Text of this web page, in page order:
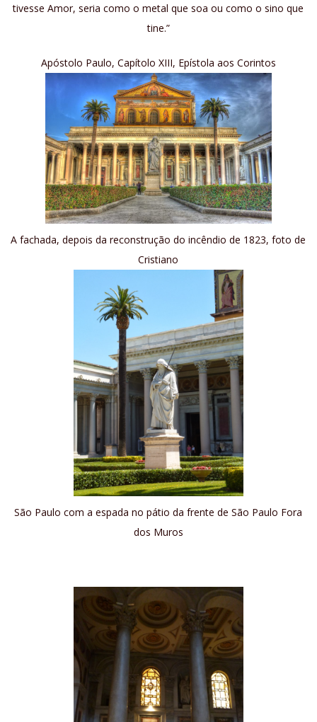
tivesse Amor, seria como o metal que soa ou como o sino que
tine.”
Apóstolo Paulo, Capítolo XIII, Epístola aos Corintos
A fachada, depois da reconstrução do incêndio de 1823, foto de
Cristiano
São Paulo com a espada no pátio da frente de São Paulo Fora
dos Muros